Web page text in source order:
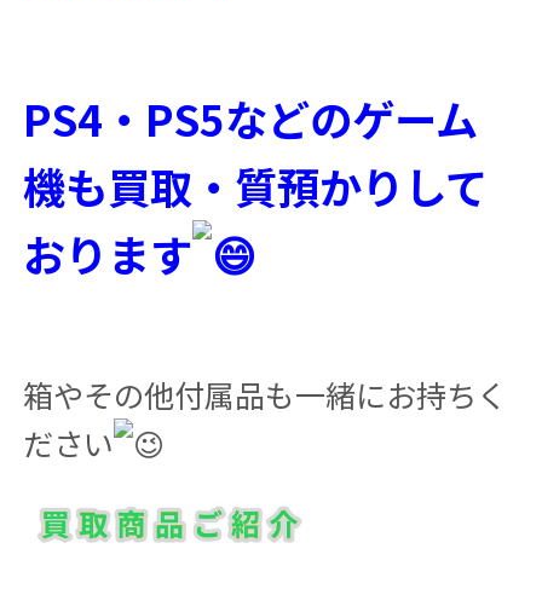
PS4・PS5などのゲーム
機も買取・質預かりして
おります
箱やその他付属品も一緒にお持ちく
ださい